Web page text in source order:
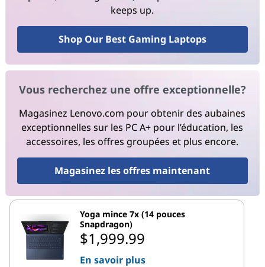
keeps up.
Shop Our Best Gaming Laptops
Vous recherchez une offre exceptionnelle?
Magasinez Lenovo.com pour obtenir des aubaines
exceptionnelles sur les PC A+ pour l’éducation, les
accessoires, les offres groupées et plus encore.
Magasinez les offres maintenant
Yoga mince 7x (14 pouces
Snapdragon)
$1,999.99
En savoir plus